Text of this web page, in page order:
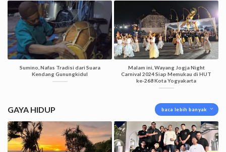
Sumino, Nafas Tradisi dari Suara
Kendang Gunungkidul
Malam ini, Wayang Jogja Night
Carnival 2024 Siap Memukau di HUT
ke-268 Kota Yogyakarta
GAYA HIDUP baca lebih banyak